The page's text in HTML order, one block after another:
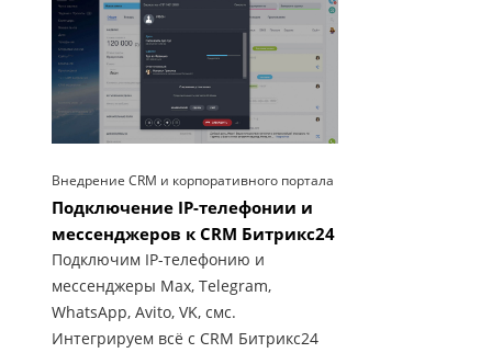
Внедрение CRM и корпоративного портала
Подключение IP-телефонии и
мессенджеров к CRM Битрикс24
Подключим IP-телефонию и
мессенджеры Max, Telegram,
WhatsApp, Avito, VK, смс.
Интегрируем всё с CRM Битрикс24